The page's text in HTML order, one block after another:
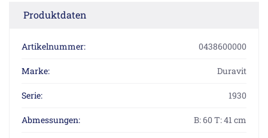
Produktdaten
Artikelnummer: 0438600000
Marke: Duravit
Serie: 1930
Abmessungen: B: 60 T: 41 cm